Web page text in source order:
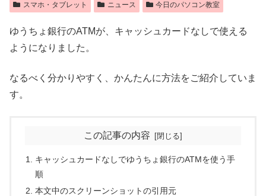
スマホ・タブレット ニュース 今日のパソコン教室
ゆうちょ銀行のATMが、キャッシュカードなしで使える
ようになりました。
なるべく分かりやすく、かんたんに方法をご紹介していま
す。
この記事の内容
キャッシュカードなしでゆうちょ銀行のATMを使う手
順
本文中のスクリーンショットの引用元